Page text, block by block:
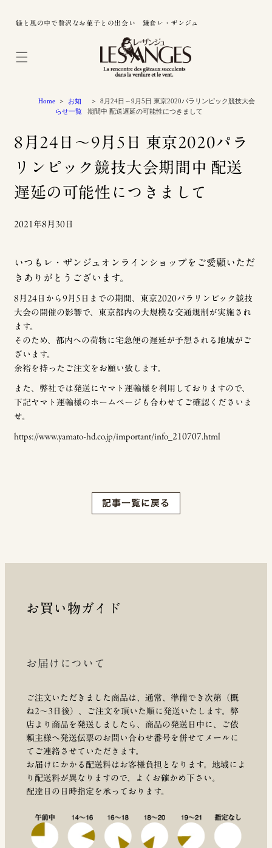
緑と風の中で贅沢なお菓子との出会い 鎌倉レ・ザンジュ
Home
お知
らせ一覧
8月24日～9月5日 東京2020パラリンピック競技大会
期間中 配送遅延の可能性につきまして
8月24日～9月5日 東京2020パラ
リンピック競技大会期間中 配送
遅延の可能性につきまして
2021年8月30日
いつもレ・ザンジュオンラインショップをご愛顧いただ
きありがとうございます。
8月24日から9月5日までの期間、東京2020パラリンピック競技
大会の開催の影響で、東京都内の大規模な交通規制が実施され
ます。
そのため、都内への荷物に宅急便の遅延が予想される地域がご
ざいます。
余裕を持ったご注文をお願い致します。
また、弊社では発送にヤマト運輸様を利用しておりますので、
下記ヤマト運輸様のホームページも合わせてご確認くださいま
せ。
https://www.yamato-hd.co.jp/important/info_210707.html
記事一覧に戻る
お買い物ガイド
お届けについて
ご注文いただきました商品は、通常、準備でき次第（概
ね2～3日後）、ご注文を頂いた順に発送いたします。弊
店より商品を発送しましたら、商品の発送日中に、ご依
頼主様へ発送伝票のお問い合わせ番号を併せてメールに
てご連絡させていただきます。
お届けにかかる配送料はお客様負担となります。地域によ
り配送料が異なりますので、よくお確かめ下さい。
配達日の日時指定を承っております。